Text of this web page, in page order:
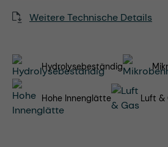
Weitere Technische Details
Hydrolysebeständig
Hohe Innenglätte Luft &